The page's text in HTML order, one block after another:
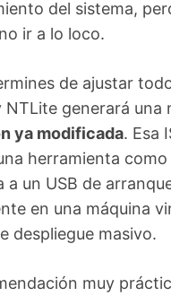
del sistema,
ir a lo loco.
de ajustar
NTLite generará una
ya modificada. Esa
herramienta como
a un USB de
en una máquina
despliegue masivo.
muy